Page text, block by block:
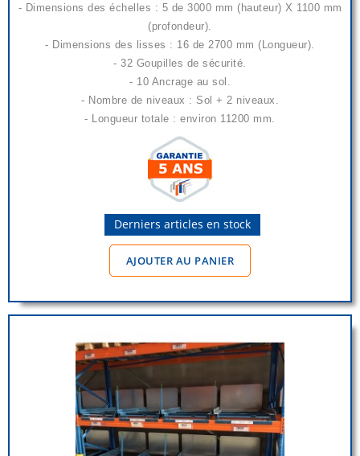
- Dimensions des échelles : 5 de 3000 mm (hauteur) X 1100 mm
(profondeur).
- Dimensions des lisses : 16 de 2700 mm (Longueur).
- 32 Goupilles de sécurité.
- 10 Ancrage au sol.
- Nombre de niveaux : Sol + 2 niveaux.
- Longueur totale : environ 11200 mm.
Derniers articles en stock
AJOUTER AU PANIER